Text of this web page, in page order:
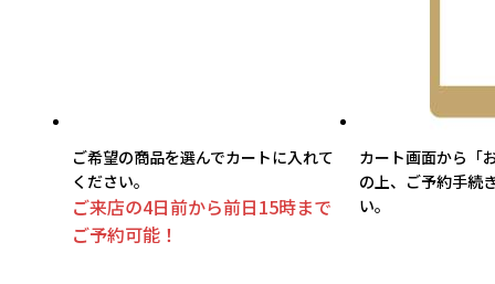
ご希望の商品を選んでカートに入れて
ください。
ご来店の4日前から前日15時まで
ご予約可能！
カート画面から「
の上、ご予約手続
い。